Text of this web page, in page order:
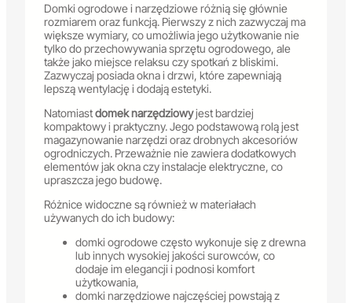
Domki ogrodowe i narzędziowe różnią się głównie
rozmiarem oraz funkcją. Pierwszy z nich zazwyczaj ma
większe wymiary, co umożliwia jego użytkowanie nie
tylko do przechowywania sprzętu ogrodowego, ale
także jako miejsce relaksu czy spotkań z bliskimi.
Zazwyczaj posiada okna i drzwi, które zapewniają
lepszą wentylację i dodają estetyki.
Natomiastdomek narzędziowyjest bardziej
kompaktowy i praktyczny. Jego podstawową rolą jest
magazynowanie narzędzi oraz drobnych akcesoriów
ogrodniczych. Przeważnie nie zawiera dodatkowych
elementów jak okna czy instalacje elektryczne, co
upraszcza jego budowę.
Różnice widoczne są również w materiałach
używanych do ich budowy:
domki ogrodowe często wykonuje się z drewna
lub innych wysokiej jakości surowców, co
dodaje im elegancji i podnosi komfort
użytkowania,
domki narzędziowe najczęściej powstają z